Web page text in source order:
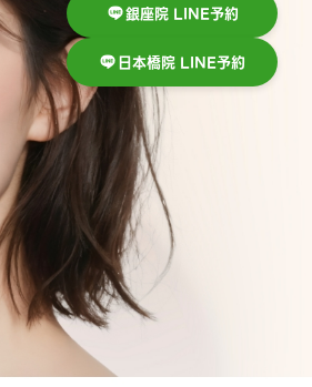
銀座院 LINE予約
日本橋院 LINE予約